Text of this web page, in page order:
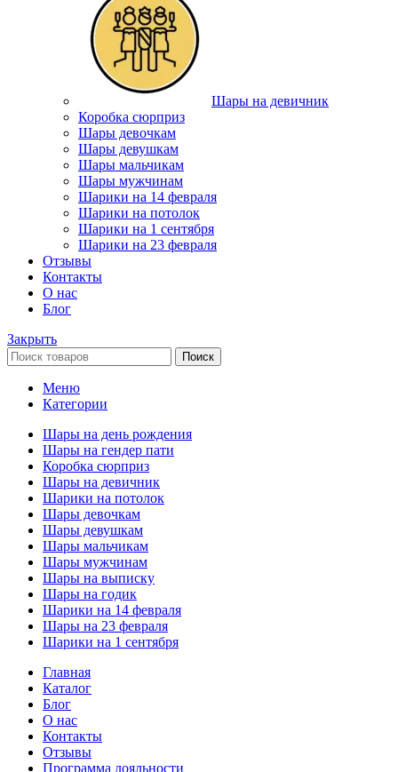
Шары на девичник
Коробка сюрприз
Шары девочкам
Шары девушкам
Шары мальчикам
Шары мужчинам
Шарики на 14 февраля
Шарики на потолок
Шарики на 1 сентября
Шарики на 23 февраля
Отзывы
Контакты
О нас
Блог
Закрыть
Поиск
Меню
Категории
Шары на день рождения
Шары на гендер пати
Коробка сюрприз
Шары на девичник
Шарики на потолок
Шары девочкам
Шары девушкам
Шары мальчикам
Шары мужчинам
Шары на выписку
Шары на годик
Шарики на 14 февраля
Шары на 23 февраля
Шарики на 1 сентября
Главная
Каталог
Блог
О нас
Контакты
Отзывы
Программа лояльности